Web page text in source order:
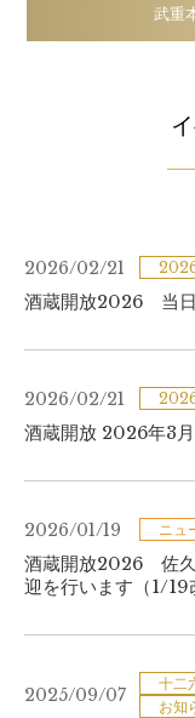
武重
2026/02/21
酒蔵開放2026 当日
2026/02/21
酒蔵開放 2026年3
2026/01/19 ニュ
酒蔵開放2026 佐久
迎を行います（1/19
2025/09/07
十二
お知